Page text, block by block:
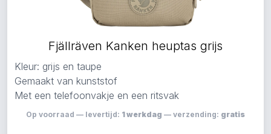
Fjällräven Kanken heuptas grijs
Kleur: grijs en taupe
Gemaakt van kunststof
Met een telefoonvakje en een ritsvak
Op voorraad — levertijd: 1 werkdag — verzending: gratis